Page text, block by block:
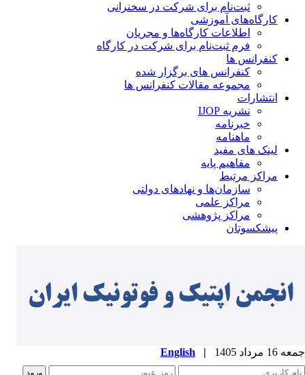
ثبت‌نام برای شرکت در سخنرانی
کارگاه‌های آموزشی
اطلاعات کارگاه‌ها و مجریان
فرم ثبت‌نام برای شرکت در کارگاه
کنفرانس ها
کنفرانس های برگزار شده
مجموعه مقالات کنفرانس ها
انتشارات
نشریه IJOP
خبرنامه
ماهنامه
لینک های مفید
مفاهیم پایه
مراکز مرتبط
سازمان‌ها و نهادهای دولتی
مراکز علمی
مراکز پژوهشی
پیشکسوتان
جمعه 16 مرداد 1405 |
English